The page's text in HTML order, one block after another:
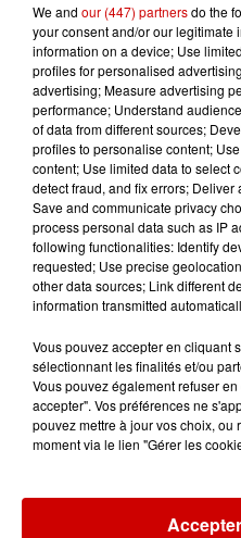
Gagnez
Musée
Mans !
Alouette
Le Duel
en jet
We and our (447) partnersdo the
your consent and/or our legitimate
information on a device; Use
profiles for personalised
advertising; Measure advertising
performance; Understand
of data from different sources;
profiles to personalise content;
content; Use limited data to select
detect fraud, and fix errors;
Save and communicate privacy
process personal data such as IP
following functionalities: Identify
requested; Use precise
other data sources; Link different
information transmitted
Vous pouvez accepter en cliquant
sélectionnant les finalités et/ou
Vous pouvez également refuser
accepter". Vos préférences ne
pouvez mettre à jour vos choix, ou
moment via le lien "Gérer les